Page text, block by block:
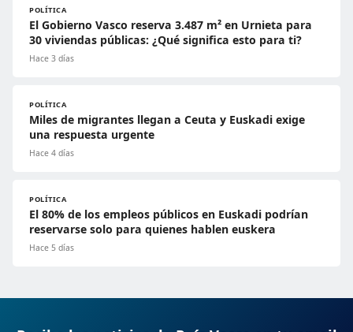
POLÍTICA
El Gobierno Vasco reserva 3.487 m² en Urnieta para
30 viviendas públicas: ¿Qué significa esto para ti?
Hace 3 días
POLÍTICA
Miles de migrantes llegan a Ceuta y Euskadi exige
una respuesta urgente
Hace 4 días
POLÍTICA
El 80% de los empleos públicos en Euskadi podrían
reservarse solo para quienes hablen euskera
Hace 5 días